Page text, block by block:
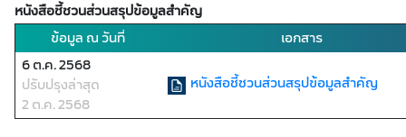
หนังสือชี้ชวนส่วนสรุปข้อมูลสำคัญ
ข้อมูล ณ วันที่
เอกสาร
6 ต.ค. 2568
ปรับปรุงล่าสุด
2 ต.ค. 2568
หนังสือชี้ชวนส่วนสรุปข้อมูลสำคัญ